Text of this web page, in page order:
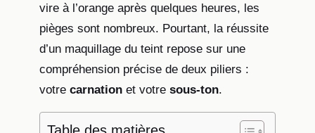
vire à l’orange après quelques heures, les
pièges sont nombreux. Pourtant, la réussite
d’un maquillage du teint repose sur une
compréhension précise de deux piliers :
votre carnation et votre sous-ton.